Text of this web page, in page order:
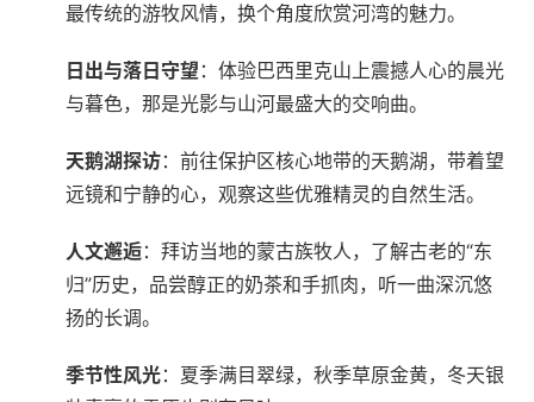
最传统的游牧风情，换个角度欣赏河湾的魅力。
日出与落日守望 ‌：体验巴西里克山上震撼人心的晨光
与暮色，那是光影与山河最盛大的交响曲。
天鹅湖探访‌：前往保护区核心地带的天鹅湖，带着望
远镜和宁静的心，观察这些优雅精灵的自然生活。
人文邂逅‌：拜访当地的蒙古族牧人，了解古老的“东
归”历史，品尝醇正的奶茶和手抓肉，听一曲深沉悠
扬的长调。
季节性风光‌：夏季满目翠绿，秋季草原金黄，冬天银